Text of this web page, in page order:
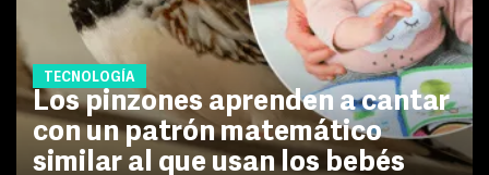
TECNOLOGÍA
Los pinzones aprenden a cantar
con un patrón matemático
similar al que usan los bebés